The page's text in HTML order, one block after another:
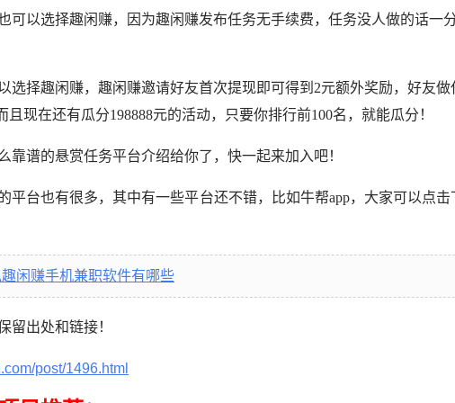
可以选择趣闲赚，因为趣闲赚发布任务无手续费，任务没人做的话一
选择趣闲赚，趣闲赚邀请好友首次提现即可得到2元额外奖励，好友做
且现在还有瓜分198888元的活动，只要你排行前100名，就能瓜分！
靠谱的悬赏任务平台介绍给你了，快一起来加入吧！
平台也有很多，其中有一些平台还不错，比如牛帮app，大家可以点
闲赚手机兼职软件有哪些
留出处和链接！
post/1496.html